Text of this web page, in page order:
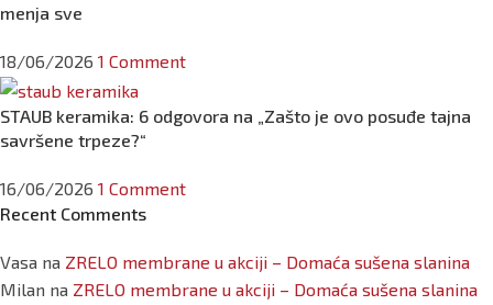
menja sve
18/06/2026 1 Comment
STAUB keramika: 6 odgovora na „Zašto je ovo posuđe tajna
savršene trpeze?“
16/06/2026 1 Comment
Recent Comments
Vasa na ZRELO membrane u akciji – Domaća sušena slanina
Milan na ZRELO membrane u akciji – Domaća sušena slanina